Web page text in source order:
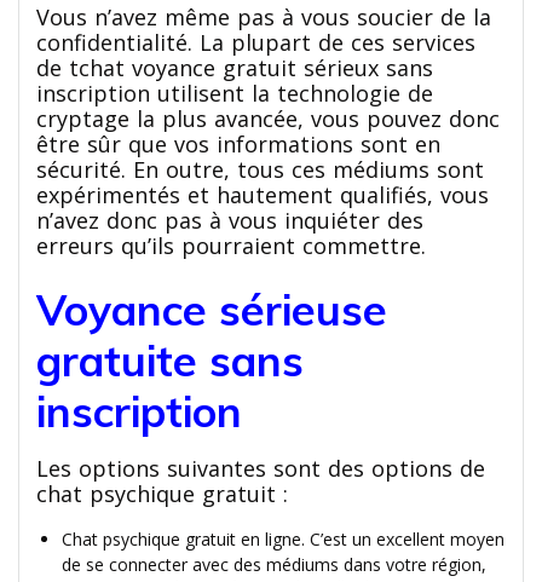
Vous n’avez même pas à vous soucier de la
confidentialité. La plupart de ces services
de tchat voyance gratuit sérieux sans
inscription utilisent la technologie de
cryptage la plus avancée, vous pouvez donc
être sûr que vos informations sont en
sécurité. En outre, tous ces médiums sont
expérimentés et hautement qualifiés, vous
n’avez donc pas à vous inquiéter des
erreurs qu’ils pourraient commettre.
Voyance sérieuse
gratuite sans
inscription
Les options suivantes sont des options de
chat psychique gratuit :
Chat psychique gratuit en ligne. C’est un excellent moyen
de se connecter avec des médiums dans votre région,